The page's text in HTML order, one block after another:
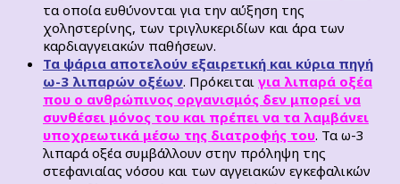
τα οποία ευθύνονται για την αύξηση της
χοληστερίνης, των τριγλυκεριδίων και άρα των
καρδιαγγειακών παθήσεων.
Τα ψάρια αποτελούν εξαιρετική και κύρια πηγή
ω-3 λιπαρών οξέων. Πρόκειται για λιπαρά οξέα
που ο ανθρώπινος οργανισμός δεν μπορεί να
συνθέσει μόνος του και πρέπει να τα λαμβάνει
υποχρεωτικά μέσω της διατροφής του. Τα ω-3
λιπαρά οξέα συμβάλλουν στην πρόληψη της
στεφανιαίας νόσου και των αγγειακών εγκεφαλικών